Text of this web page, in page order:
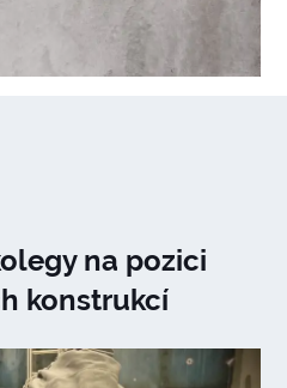
na pozici
konstrukcí